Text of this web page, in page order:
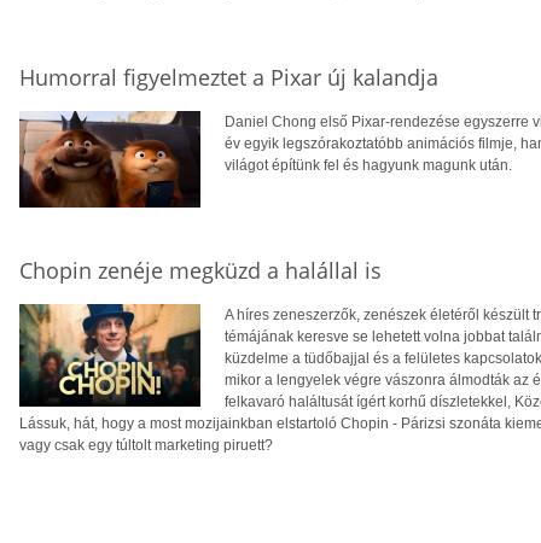
Humorral figyelmeztet a Pixar új kalandja
Daniel Chong első Pixar-rendezése egyszerre
év egyik legszórakoztatóbb animációs filmje,
világot építünk fel és hagyunk magunk után.
Chopin zenéje megküzd a halállal is
A híres zeneszerzők, zenészek életéről készült
témájának keresve se lehetett volna jobbat
küzdelme a tüdőbajjal és a felületes
mikor a lengyelek végre vászonra álmodták az
felkavaró haláltusát ígért korhű díszletekkel,
Lássuk, hát, hogy a most mozijainkban elstartoló Chopin - Párizsi szonáta
vagy csak egy túltolt marketing piruett?